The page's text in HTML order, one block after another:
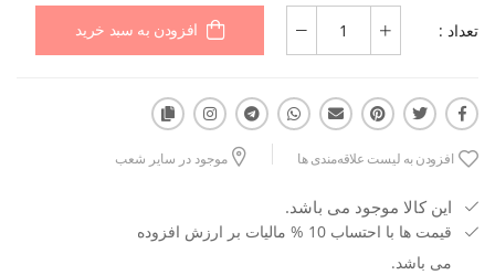
تعداد : افزودن به سبد خرید
افزودن به لیست علاقه‌مندی ها موجود در سایر شعب
این کالا موجود می باشد.
قیمت ها با احتساب 10 % مالیات بر ارزش افزوده
می باشد.